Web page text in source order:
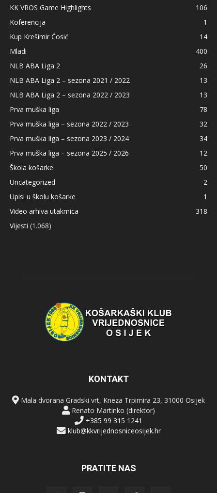
KK VROS Game Highlights
106
Koferencija
1
Kup Krešimir Ćosić
14
Mladi
400
NLB ABA Liga 2
26
NLB ABA Liga 2 – sezona 2021 / 2022
13
NLB ABA Liga 2 – sezona 2022 / 2023
13
Prva muška liga
78
Prva muška liga – sezona 2022 / 2023
32
Prva muška liga – sezona 2023 / 2024
34
Prva muška liga – sezona 2025 / 2026
12
Škola košarke
50
Uncategorized
2
Upisi u školu košarke
1
Video arhiva utakmica
318
Vijesti (1.068)
KONTAKT
Mala dvorana Gradski vrt, Kneza Trpimira 23, 31000 Osijek
Renato Martinko (direktor)
+385 99 315 1241
klub@kkvrijednosniceosijek.hr
PRATITE NAS